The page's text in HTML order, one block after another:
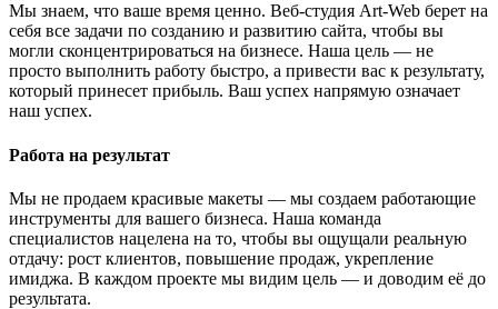
Мы знаем, что ваше время ценно. Веб-студия Art-Web берет на
себя все задачи по созданию и развитию сайта, чтобы вы
могли сконцентрироваться на бизнесе. Наша цель — не
просто выполнить работу быстро, а привести вас к результату,
который принесет прибыль. Ваш успех напрямую означает
наш успех.
Работа на результат
Мы не продаем красивые макеты — мы создаем работающие
инструменты для вашего бизнеса. Наша команда
специалистов нацелена на то, чтобы вы ощущали реальную
отдачу: рост клиентов, повышение продаж, укрепление
имиджа. В каждом проекте мы видим цель — и доводим её до
результата.